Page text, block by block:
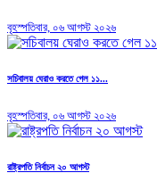
বৃহস্পতিবার, ০৬ আগস্ট ২০২৬
সচিবালয় ঘেরাও করতে গেল ১১...
বৃহস্পতিবার, ০৬ আগস্ট ২০২৬
রাষ্ট্রপতি নির্বাচন ২০ আগস্ট